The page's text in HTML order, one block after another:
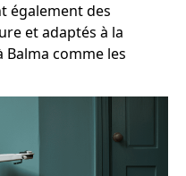
également des
et adaptés à la
comme les